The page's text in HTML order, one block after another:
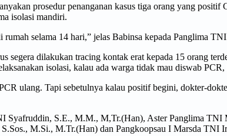
prosedur penanganan kasus tiga orang yang
isolasi mandiri.
selama 14 hari,” jelas Babinsa kepada Panglima
dilakukan tracing kontak erat kepada 15 orang
isolasi, kalau ada warga tidak mau diswab PCR,
ulang. Tapi sebetulnya kalau positif begini, dokter-
Syafruddin, S.E., M.M., M,Tr.(Han), Aster Panglima
M.Si., M.Tr.(Han) dan Pangkoopsau I Marsda TNI